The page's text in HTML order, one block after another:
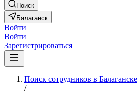
Поиск
Балаганск
Войти
Войти
Зарегистрироваться
Поиск сотрудников в Балаганске
/